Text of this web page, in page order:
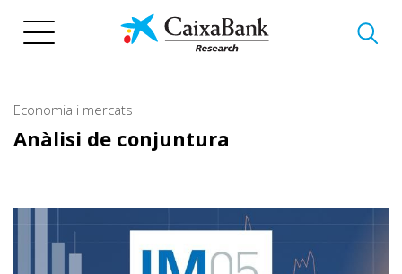
Economia i mercats
Anàlisi de conjuntura